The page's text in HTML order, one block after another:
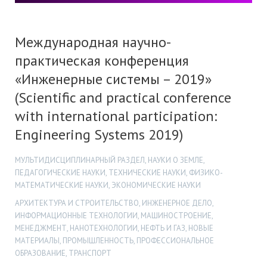
Международная научно-
практическая конференция
«Инженерные системы – 2019»
(Scientific and practical conference
with international participation:
Engineering Systems 2019)
МУЛЬТИДИСЦИПЛИНАРНЫЙ РАЗДЕЛ, НАУКИ О ЗЕМЛЕ,
ПЕДАГОГИЧЕСКИЕ НАУКИ, ТЕХНИЧЕСКИЕ НАУКИ, ФИЗИКО-
МАТЕМАТИЧЕСКИЕ НАУКИ, ЭКОНОМИЧЕСКИЕ НАУКИ
АРХИТЕКТУРА И СТРОИТЕЛЬСТВО, ИНЖЕНЕРНОЕ ДЕЛО,
ИНФОРМАЦИОННЫЕ ТЕХНОЛОГИИ, МАШИНОСТРОЕНИЕ,
МЕНЕДЖМЕНТ, НАНОТЕХНОЛОГИИ, НЕФТЬ И ГАЗ, НОВЫЕ
МАТЕРИАЛЫ, ПРОМЫШЛЕННОСТЬ, ПРОФЕССИОНАЛЬНОЕ
ОБРАЗОВАНИЕ, ТРАНСПОРТ